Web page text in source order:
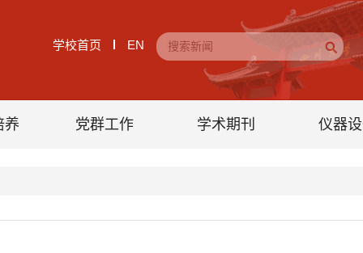
学校首页 EN
养 党群工作 学术期刊 仪器